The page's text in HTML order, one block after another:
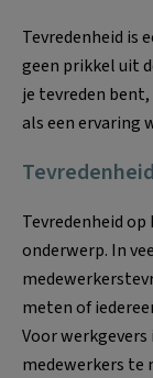
Tevredenheid is
geen prikkel uit
je tevreden
als een ervaring
Tevredenheid
onderwerp. In
meten of
Voor
medewerkers te